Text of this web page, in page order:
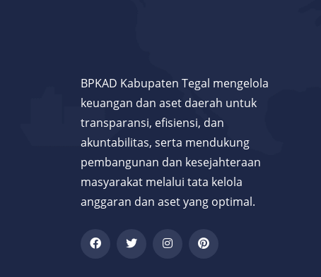
BPKAD Kabupaten Tegal mengelola
keuangan dan aset daerah untuk
transparansi, efisiensi, dan
akuntabilitas, serta mendukung
pembangunan dan kesejahteraan
masyarakat melalui tata kelola
anggaran dan aset yang optimal.